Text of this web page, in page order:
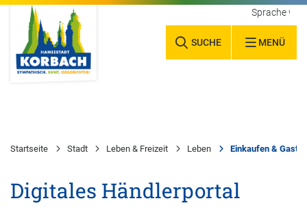
SUCHE MENÜ
Sprache
Startseite Stadt Leben & Freizeit Leben Einkaufen &
Digitales Händlerportal